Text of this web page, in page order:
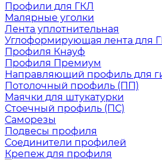
Профили для ГКЛ
Малярные уголки
Лента уплотнительная
Углоформирующая лента для
Профиля Кнауф
Профиля Премиум
Направляющий профиль для
Потолочный профиль (ПП)
Маячки для штукатурки
Стоечный профиль (ПС)
Саморезы
Подвесы профиля
Соединители профилей
Крепеж для профиля